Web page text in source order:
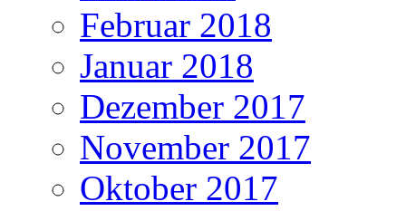
Februar 2018
Januar 2018
Dezember 2017
November 2017
Oktober 2017